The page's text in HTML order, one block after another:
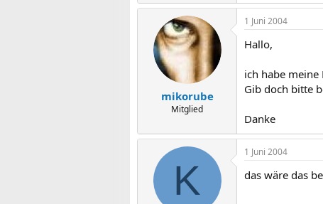
mikorube
Mitglied
1 Juni 2004
Hallo,
ich habe
Gib doch bitte
Danke
K
1 Juni 2004
das wäre das